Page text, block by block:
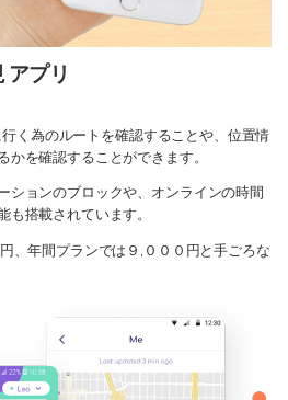
アプリ
く為のルートを確認することや、位置情
を確認することができます。
ションのブロックや、オンラインの時間
搭載されています。
、年間プランでは９,０００円と手ごろな